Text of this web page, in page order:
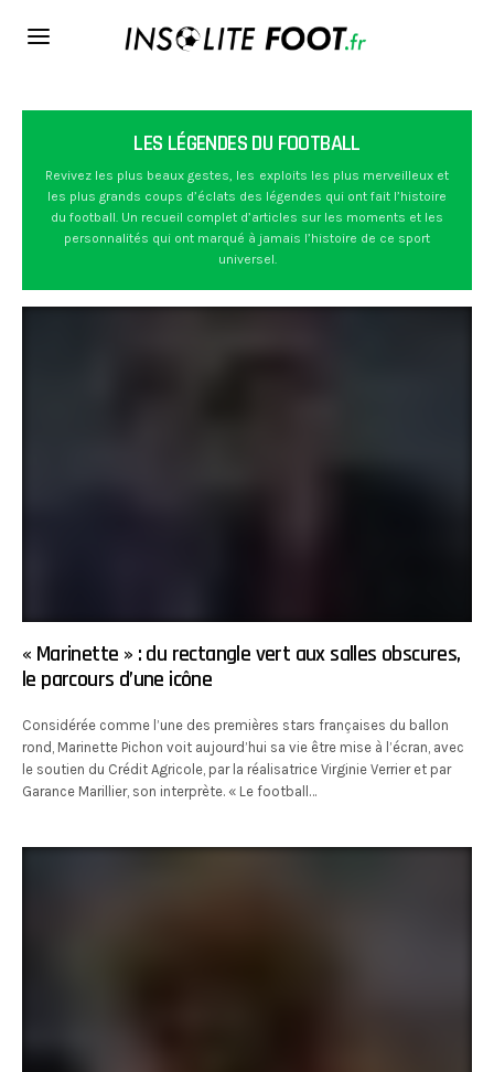
LES LÉGENDES DU FOOTBALL
Revivez les plus beaux gestes, les exploits les plus merveilleux et
les plus grands coups d’éclats des légendes qui ont fait l’histoire
du football. Un recueil complet d’articles sur les moments et les
personnalités qui ont marqué à jamais l’histoire de ce sport
universel.
« Marinette » : du rectangle vert aux salles obscures,
le parcours d’une icône
Considérée comme l’une des premières stars françaises du ballon
rond, Marinette Pichon voit aujourd’hui sa vie être mise à l’écran, avec
le soutien du Crédit Agricole, par la réalisatrice Virginie Verrier et par
Garance Marillier, son interprète. « Le football…